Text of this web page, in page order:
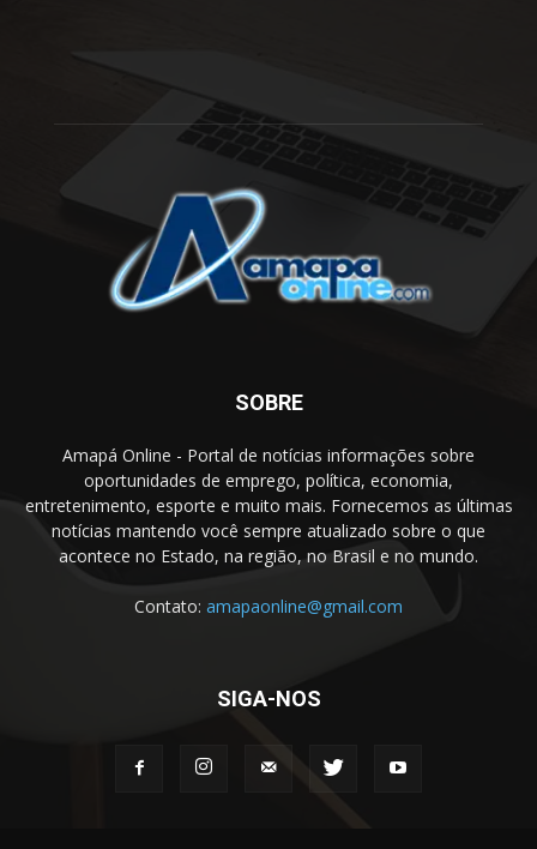
SOBRE
Amapá Online - Portal de notícias informações sobre
oportunidades de emprego, política, economia,
entretenimento, esporte e muito mais. Fornecemos as últimas
notícias mantendo você sempre atualizado sobre o que
acontece no Estado, na região, no Brasil e no mundo.
Contato: amapaonline@gmail.com
SIGA-NOS